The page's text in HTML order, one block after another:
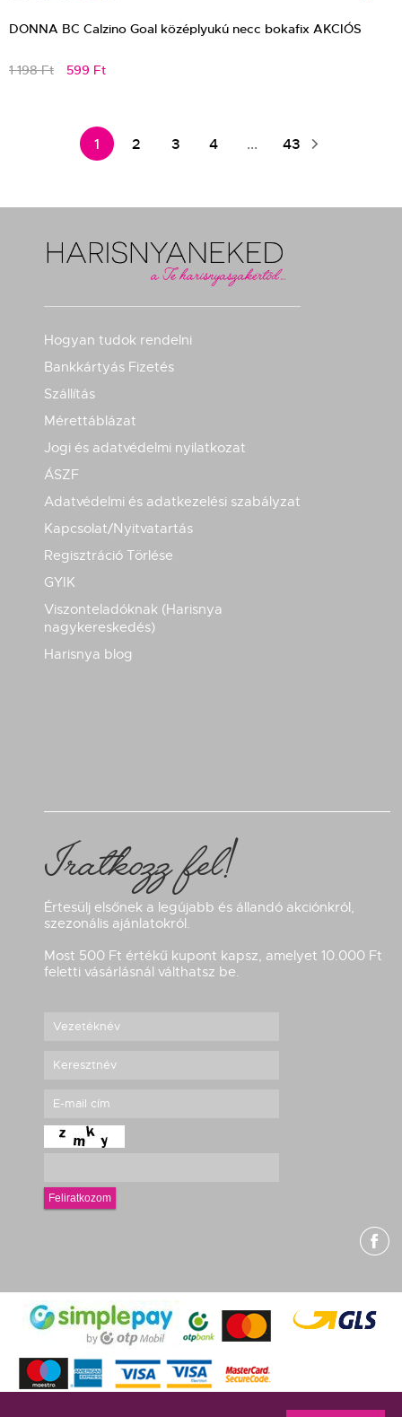
DONNA BC Calzino Goal középlyukú necc bokafix AKCIÓS
1 198 Ft 599 Ft
1 2 3 4 ... 43
Hogyan tudok rendelni
Bankkártyás Fizetés
Szállítás
Mérettáblázat
Jogi és adatvédelmi nyilatkozat
ÁSZF
Adatvédelmi és adatkezelési szabályzat
Kapcsolat/Nyitvatartás
Regisztráció Törlése
GYIK
Viszonteladóknak (Harisnya
nagykereskedés)
Harisnya blog
Iratkozz fel!
Értesülj elsőnek a legújabb és állandó akciónkról,
szezonális ajánlatokról.
Most 500 Ft értékű kupont kapsz, amelyet 10.000 Ft
feletti vásárlásnál válthatsz be.
Feliratkozom
g